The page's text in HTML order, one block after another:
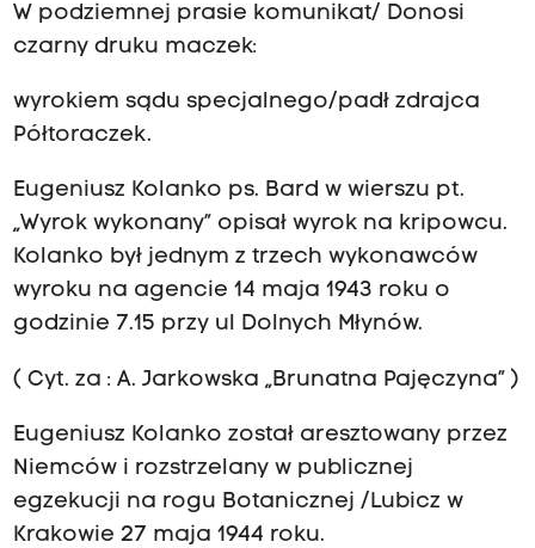
W podziemnej prasie komunikat/ Donosi
czarny druku maczek:
wyrokiem sądu specjalnego/padł zdrajca
Półtoraczek.
Eugeniusz Kolanko ps. Bard w wierszu pt.
„Wyrok wykonany” opisał wyrok na kripowcu.
Kolanko był jednym z trzech wykonawców
wyroku na agencie 14 maja 1943 roku o
godzinie 7.15 przy ul Dolnych Młynów.
( Cyt. za : A. Jarkowska „Brunatna Pajęczyna” )
Eugeniusz Kolanko został aresztowany przez
Niemców i rozstrzelany w publicznej
egzekucji na rogu Botanicznej /Lubicz w
Krakowie 27 maja 1944 roku.